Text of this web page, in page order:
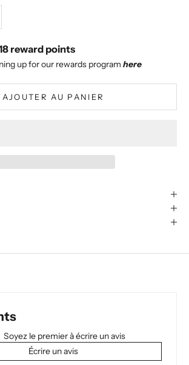
la quantité
reward points
up for our rewards program here
AJOUTER AU PANIER
Soyez le premier à écrire un avis
Écrire un avis